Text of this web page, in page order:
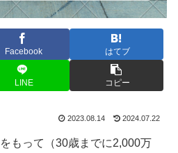
Facebook はてブ
LINE コピー
2023.08.14 2024.07.22
もって（30歳までに2,000万